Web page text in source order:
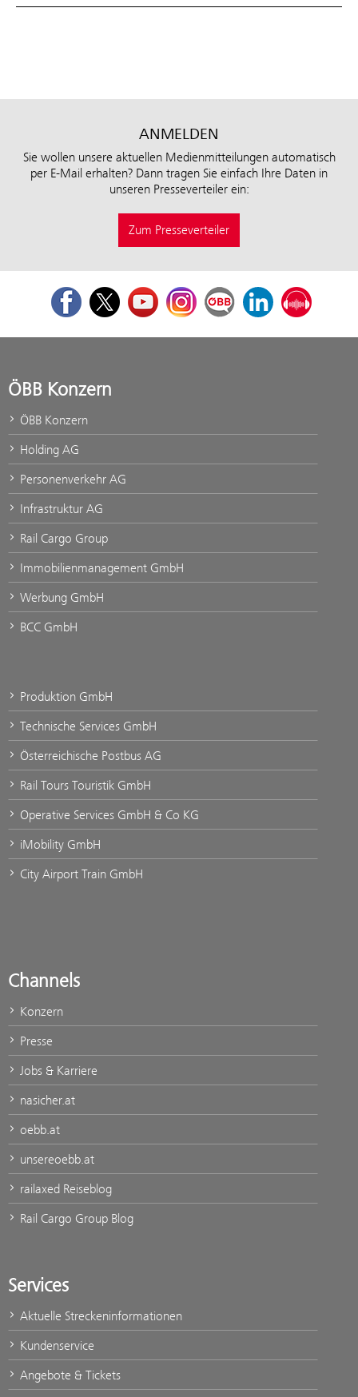
ANMELDEN
Sie wollen unsere aktuellen Medienmitteilungen automatisch
per E-Mail erhalten? Dann tragen Sie einfach Ihre Daten in
unseren Presseverteiler ein:
Zum Presseverteiler
FacebookTwitterYoutubeInstagramÖBB Corporate Blog
LinkedInPodcast
ÖBB Konzern
ÖBB Konzern
Holding AG
Personenverkehr AG
Infrastruktur AG
Rail Cargo Group
Immobilienmanagement GmbH
Werbung GmbH
BCC GmbH
Produktion GmbH
Technische Services GmbH
Österreichische Postbus AG
Rail Tours Touristik GmbH
Operative Services GmbH & Co KG
iMobility GmbH
City Airport Train GmbH
Channels
Konzern
Presse
Jobs & Karriere
nasicher.at
oebb.at
unsereoebb.at
railaxed Reiseblog
Rail Cargo Group Blog
Services
Aktuelle Streckeninformationen
Kundenservice
Angebote & Tickets